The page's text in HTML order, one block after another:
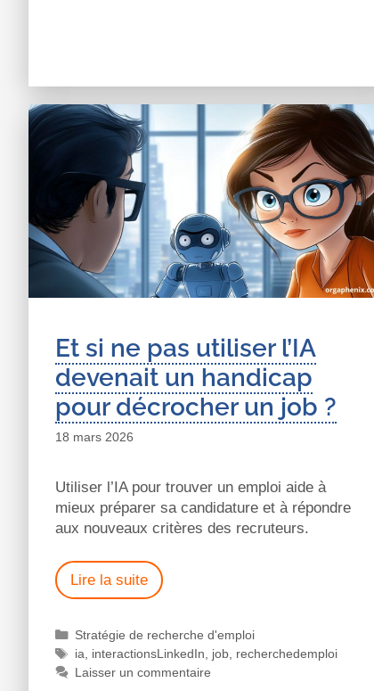
Et si ne pas utiliser l’IA
devenait un handicap
pour décrocher un job ?
18 mars 2026
Utiliser l’IA pour trouver un emploi aide à
mieux préparer sa candidature et à répondre
aux nouveaux critères des recruteurs.
Lire la suite
Stratégie de recherche d'emploi
ia
interactionsLinkedIn job, recherchedemploi
Laisser un commentaire